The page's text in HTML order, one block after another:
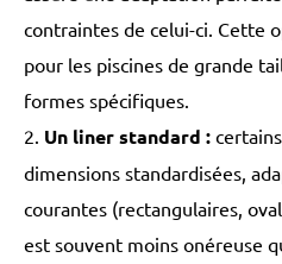
contraintes de celui-ci. Cette
pour les piscines de grande
formes spécifiques.
Un liner standard :
dimensions standardisées,
courantes (rectangulaires,
est souvent moins onéreuse